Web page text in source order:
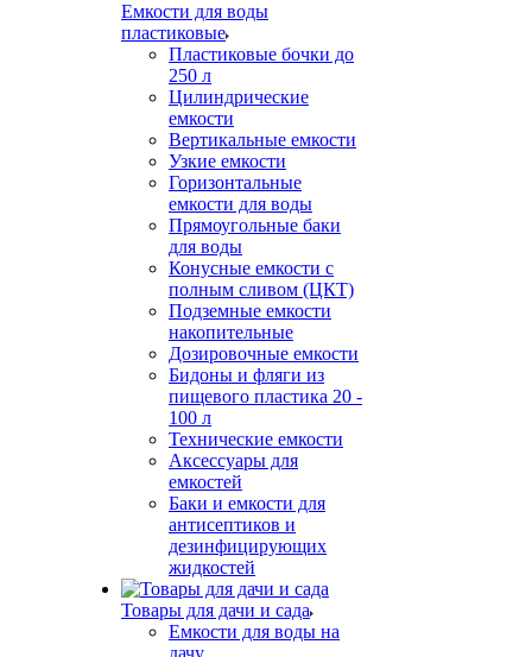
Емкости для воды
пластиковые
Пластиковые бочки до
250 л
Цилиндрические
емкости
Вертикальные емкости
Узкие емкости
Горизонтальные
емкости для воды
Прямоугольные баки
для воды
Конусные емкости с
полным сливом (ЦКТ)
Подземные емкости
накопительные
Дозировочные емкости
Бидоны и фляги из
пищевого пластика 20 -
100 л
Технические емкости
Аксессуары для
емкостей
Баки и емкости для
антисептиков и
дезинфицирующих
жидкостей
Товары для дачи и сада
Емкости для воды на
дачу